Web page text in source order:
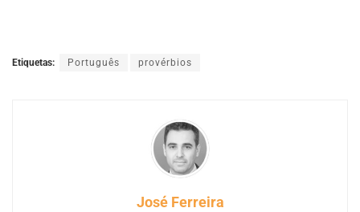
Etiquetas: Português provérbios
José Ferreira